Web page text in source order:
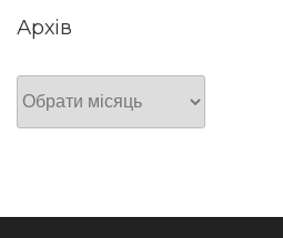
Архів
Архів